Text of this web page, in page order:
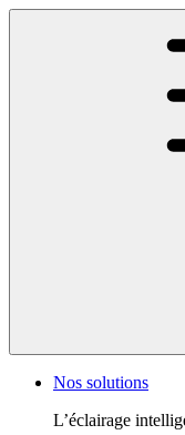
Nos solutions
L’éclairage